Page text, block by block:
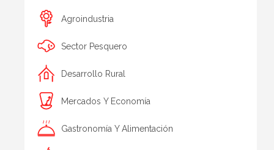
Agroindustria
Sector Pesquero
Desarrollo Rural
Mercados Y Economía
Gastronomía Y Alimentación